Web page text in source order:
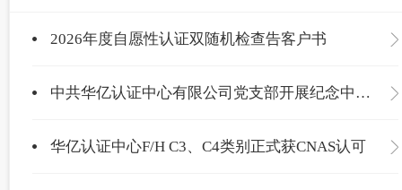
2026年度自愿性认证双随机检查告客户书
中共华亿认证中心有限公司党支部开展纪念中国共产党成立105周年主题党日活动
华亿认证中心F/H C3、C4类别正式获CNAS认可